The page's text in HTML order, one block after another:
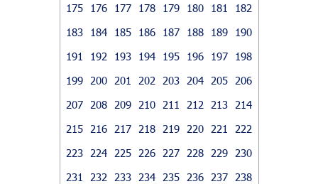
175
176 177 178 179 180 181
182
183
184 185 186 187 188 189
190
191
192 193 194 195 196 197
198
199
200 201 202 203 204 205
206
207
208 209 210 211 212 213
214
215
216 217 218 219 220 221
222
223
224 225 226 227 228 229
230
231
232 233 234 235 236 237
238